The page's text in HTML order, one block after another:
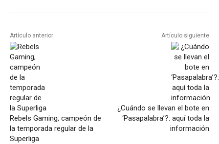
Artículo anterior
Rebels Gaming, campeón de
la temporada regular de la
Superliga
Artículo siguiente
¿Cuándo se llevan el bote en
‘Pasapalabra’?: aquí toda la
información